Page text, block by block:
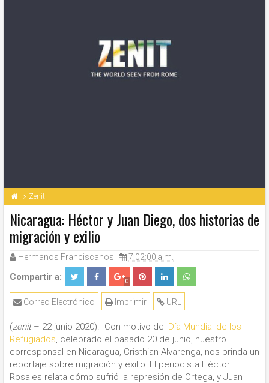
Zenit
Nicaragua: Héctor y Juan Diego, dos historias de
migración y exilio
Hermanos Franciscanos 7:02:00 a.m.
Compartir a: 0
URL
Imprimir
Correo Electrónico
(zenit– 22 junio 2020).- Con motivo del Día Mundial de los
Refugiados, celebrado el pasado 20 de junio, nuestro
corresponsal en Nicaragua, Cristhian Alvarenga, nos brinda un
reportaje sobre migración y exilio: El periodista Héctor
Rosales relata cómo sufrió la represión de Ortega, y Juan